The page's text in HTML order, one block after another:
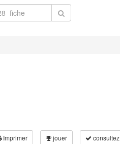
Imprimer jouer consultez